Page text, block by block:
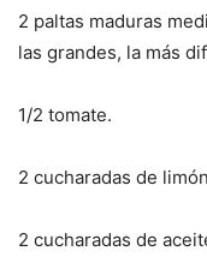
2 paltas maduras
las grandes, la más
1/2 tomate.
2 cucharadas de
2 cucharadas de